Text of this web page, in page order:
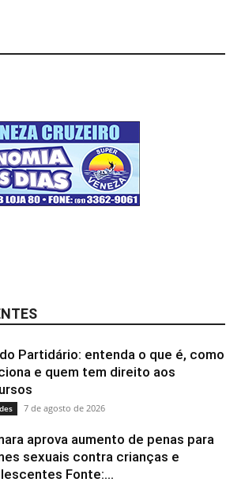
Partidário: entenda o que é, como
e quem tem direito aos
7 de agosto de 2026
aprova aumento de penas para
sexuais contra crianças e
Fonte:...